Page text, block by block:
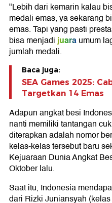
"Lebih dari kemarin kalau
medali emas, ya sekarang
emas. Tapi yang pasti
bisa menjadijuaraumum
jumlah medali.
Baca juga:
SEA Games 2025:
Targetkan 14 Emas
Adapun angkat besi
nanti memiliki tantangan
diterapkan adalah nomor
kelas-kelas tersebut baru
Kejuaraan Dunia Angkat
Oktober lalu.
Saat itu, Indonesia
dari Rizki Juniansyah